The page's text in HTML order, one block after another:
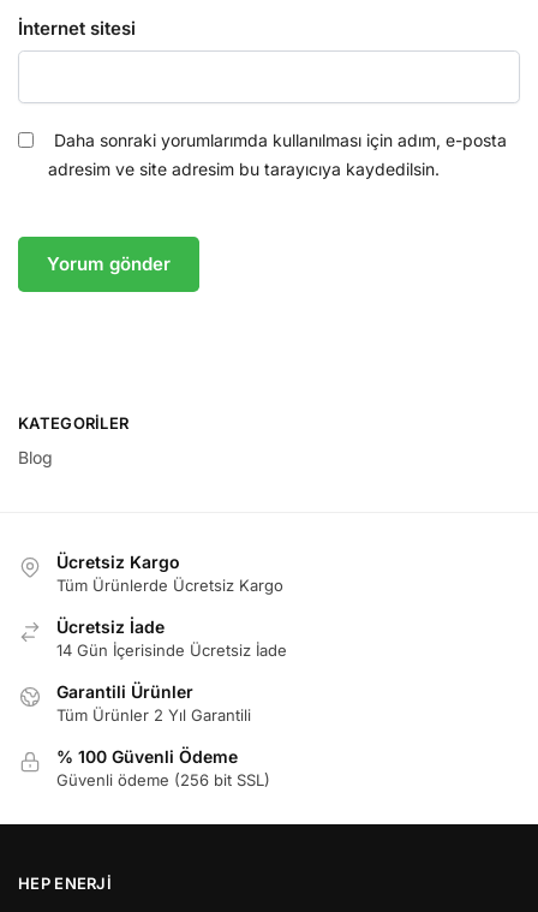
İnternet sitesi
Daha sonraki yorumlarımda kullanılması için adım, e-posta
adresim ve site adresim bu tarayıcıya kaydedilsin.
KATEGORILER
Blog
Ücretsiz Kargo
Tüm Ürünlerde Ücretsiz Kargo
Ücretsiz İade
14 Gün İçerisinde Ücretsiz İade
Garantili Ürünler
Tüm Ürünler 2 Yıl Garantili
% 100 Güvenli Ödeme
Güvenli ödeme (256 bit SSL)
HEP ENERJI